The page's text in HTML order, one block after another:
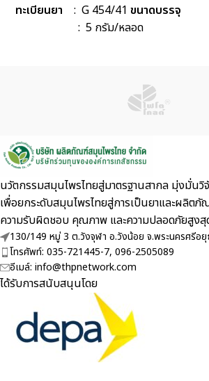
ทะเบียนยา : G 454/41 ขนาดบรรจุ
: 5 กรัม/หลอด
นวัตกรรมสมุนไพรไทยสู่มาตรฐานสากล มุ่งมั่
เพื่อยกระดับสมุนไพรไทยสู่การเป็นยาและผ
ความรับผิดชอบ คุณภาพ และความปลอดภัยสูง
130/149 หมู่ 3 ต.วังจุฬา อ.วังน้อย จ.พระนครศรีอ
โทรศัพท์: 035-721445-7, 096-2505089
อีเมล์: info@thpnetwork.com
ได้รับการสนับสนุนโดย